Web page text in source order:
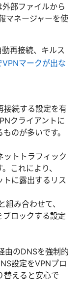
部ファイルから
マネージャーを使
再接続、キルス
VPNマークが出な
接続する設定を有
クライアントに
のが多いです。
ットトラフィック
これにより、
に露出するリス
み合わせて、
ロックする設定
由のDNSを強制的
設定をVPNプロ
替えると安心で